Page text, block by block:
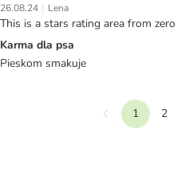
26.08.24 | Lena
This is a stars rating area from
Karma dla psa
Pieskom smakuje
Wstecz1 2